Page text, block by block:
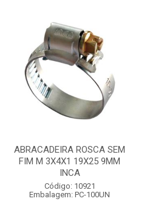
ABRACADEIRA ROSCA SEM
FIM M 3X4X1 19X25 9MM
INCA
Código: 10921
Embalagem: PC-100UN